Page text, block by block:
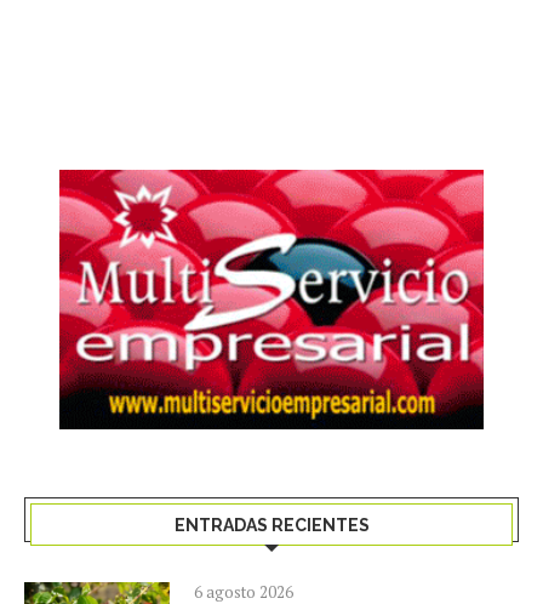
ENTRADAS RECIENTES
6 agosto 2026